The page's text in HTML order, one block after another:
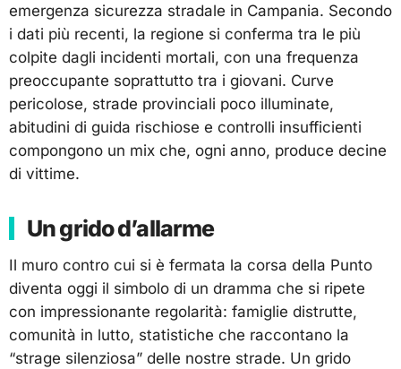
emergenza sicurezza stradale in Campania. Secondo
i dati più recenti, la regione si conferma tra le più
colpite dagli incidenti mortali, con una frequenza
preoccupante soprattutto tra i giovani. Curve
pericolose, strade provinciali poco illuminate,
abitudini di guida rischiose e controlli insufficienti
compongono un mix che, ogni anno, produce decine
di vittime.
Un grido d’allarme
Il muro contro cui si è fermata la corsa della Punto
diventa oggi il simbolo di un dramma che si ripete
con impressionante regolarità: famiglie distrutte,
comunità in lutto, statistiche che raccontano la
“strage silenziosa” delle nostre strade. Un grido